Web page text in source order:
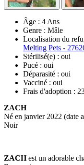
Âge : 4 Ans
Genre : Mâle
Localisation du
Melting Pets -
Stérilisé(e) : oui
Pucé : oui
Déparasité : oui
Vacciné : oui
Frais d'adoption :
ZACH
Né en janvier 2022 (date
Noir
ZACHest un adorable